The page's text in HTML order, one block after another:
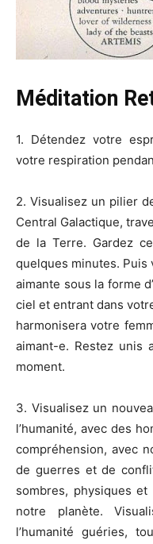
Méditation
1. Détendez votre
votre respiration
2. Visualisez un pilier
Central Galactique,
de la Terre. Gardez
quelques minutes. Puis
aimante sous la forme
ciel et entrant dans
harmonisera votre
aimant-e. Restez unis
moment.
3. Visualisez un
l’humanité, avec des
compréhension, avec
de guerres et de
sombres, physiques
notre planète.
l’humanité guéries,